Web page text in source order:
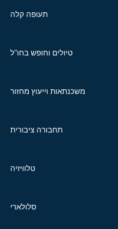
תעופה קלה
טיולים וחופש בחו"ל
משכנתאות וייעוץ מחזור
תחבורה ציבורית
טלוויזיה
סלולארי